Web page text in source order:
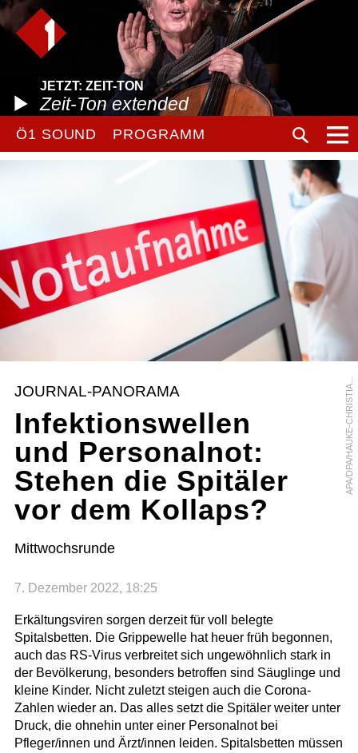
JETZT: ZEIT-TON
Zeit-Ton extended
Ö1 SOUND PROGRAMM
A
P
A
/
D
P
A
/
H
A
U
K
E
-
C
H
R
I
S
T
I
A
N
D
I
T
T
R
I
C
H
JOURNAL-PANORAMA
Infektionswellen
und Personalnot:
Stehen die Spitäler
vor dem Kollaps?
Mittwochsrunde
7. Dezember 2022, 18:25
Erkältungsviren sorgen derzeit für voll belegte
Spitalsbetten. Die Grippewelle hat heuer früh begonnen,
auch das RS-Virus verbreitet sich ungewöhnlich stark in
der Bevölkerung, besonders betroffen sind Säuglinge und
kleine Kinder. Nicht zuletzt steigen auch die Corona-
Zahlen wieder an. Das alles setzt die Spitäler weiter unter
Druck, die ohnehin unter einer Personalnot bei
Pfleger/innen und Ärzt/innen leiden. Spitalsbetten müssen